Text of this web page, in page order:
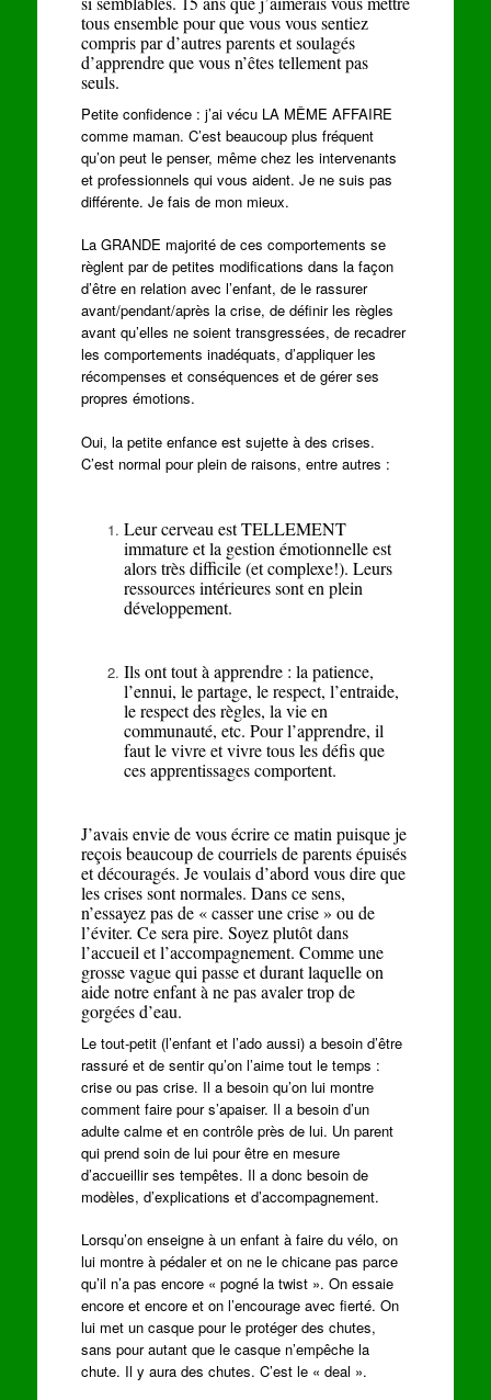
tous ensemble pour que vous vous sentiez
compris par d’autres parents et soulagés
d’apprendre que vous n’êtes tellement pas
seuls.
Petite confidence : j’ai vécu LA MÊME AFFAIRE
comme maman. C’est beaucoup plus fréquent
qu’on peut le penser, même chez les intervenants
et professionnels qui vous aident. Je ne suis pas
différente. Je fais de mon mieux.
La GRANDE majorité de ces comportements se
règlent par de petites modifications dans la façon
d’être en relation avec l’enfant, de le rassurer
avant/pendant/après la crise, de définir les règles
avant qu’elles ne soient transgressées, de recadrer
les comportements inadéquats, d’appliquer les
récompenses et conséquences et de gérer ses
propres émotions.
Oui, la petite enfance est sujette à des crises.
C’est normal pour plein de raisons, entre autres :
Leur cerveau est TELLEMENT
immature et la gestion émotionnelle est
alors très difficile (et complexe!). Leurs
ressources intérieures sont en plein
développement.
Ils ont tout à apprendre : la patience,
l’ennui, le partage, le respect, l’entraide,
le respect des règles, la vie en
communauté, etc. Pour l’apprendre, il
faut le vivre et vivre tous les défis que
ces apprentissages comportent.
J’avais envie de vous écrire ce matin puisque je
reçois beaucoup de courriels de parents épuisés
et découragés. Je voulais d’abord vous dire que
les crises sont normales. Dans ce sens,
n’essayez pas de « casser une crise » ou de
l’éviter. Ce sera pire. Soyez plutôt dans
l’accueil et l’accompagnement. Comme une
grosse vague qui passe et durant laquelle on
aide notre enfant à ne pas avaler trop de
gorgées d’eau.
Le tout-petit (l’enfant et l’ado aussi) a besoin d’être
rassuré et de sentir qu’on l’aime tout le temps :
crise ou pas crise. Il a besoin qu’on lui montre
comment faire pour s’apaiser. Il a besoin d’un
adulte calme et en contrôle près de lui. Un parent
qui prend soin de lui pour être en mesure
d’accueillir ses tempêtes. Il a donc besoin de
modèles, d’explications et d’accompagnement.
Lorsqu’on enseigne à un enfant à faire du vélo, on
lui montre à pédaler et on ne le chicane pas parce
qu’il n’a pas encore « pogné la twist ». On essaie
encore et encore et on l’encourage avec fierté. On
lui met un casque pour le protéger des chutes,
sans pour autant que le casque n’empêche la
chute. Il y aura des chutes. C’est le « deal ».